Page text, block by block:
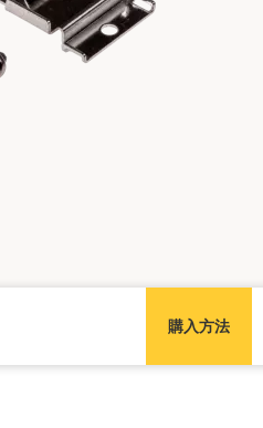
購入方法